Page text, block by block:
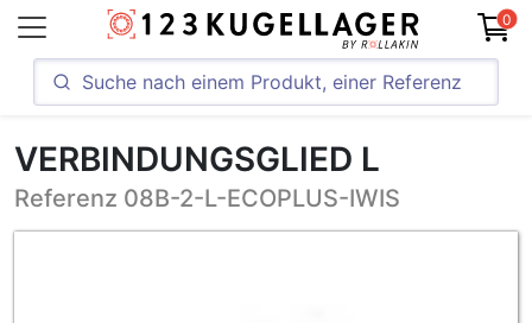
0
VERBINDUNGSGLIED L
Referenz 08B-2-L-ECOPLUS-IWIS